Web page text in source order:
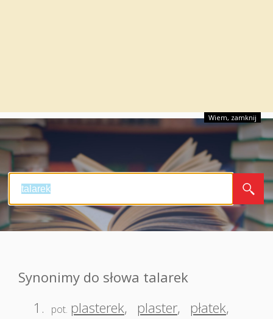
Wiem, zamknij
Synonimy do słowa talarek
1.
pot. plasterek, plaster, płatek,